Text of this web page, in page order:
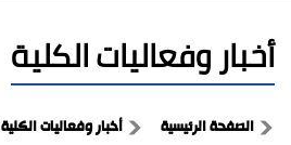
أخبار وفعاليات الكلية
الصفحة الرئيسية أخبار وفعاليات الكلية